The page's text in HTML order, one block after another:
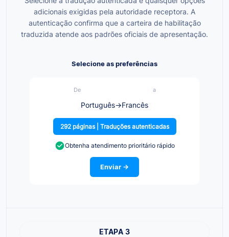
adicionais exigidas pela autoridade receptora. A
autenticação confirma que a carteira de habilitação
traduzida atende aos padrões oficiais de apresentação.
Selecione as preferências
De a
Português→Francês
292 páginas | Traduções autenticadas
Obtenha atendimento prioritário rápido
Enviar →
ETAPA 3